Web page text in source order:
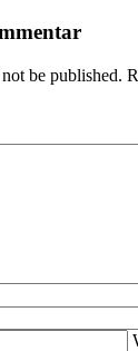
be published.